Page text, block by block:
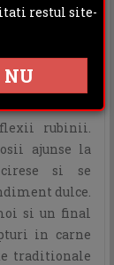
rubinii.
ajunse la
si se
dulce.
si un final
in carne
traditionale
restul site-
NU